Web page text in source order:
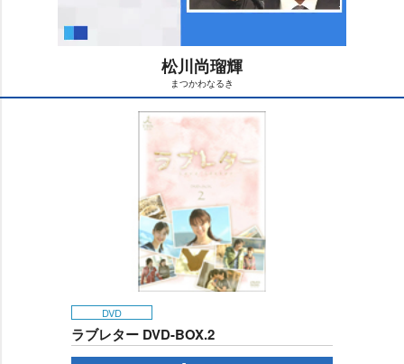
M
松川尚瑠輝
まつかわなるき
DVD
ラブレター DVD-BOX.2